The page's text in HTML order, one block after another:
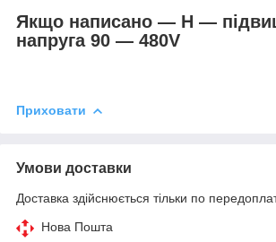
Якщо написано — Н —
напруга 90 — 480V
Приховати
Умови доставки
Доставка здійснюється тільки по
Нова Пошта